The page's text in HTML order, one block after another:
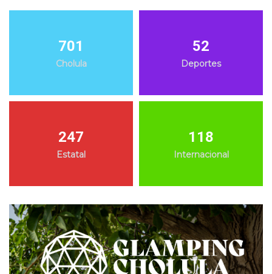
701
Cholula
52
Deportes
247
Estatal
118
Internacional